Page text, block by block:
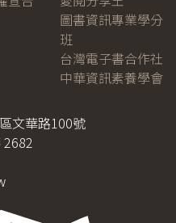
圖書資訊專業學分
班
台灣電子書合作社
中華資訊素養學會
文華路100號